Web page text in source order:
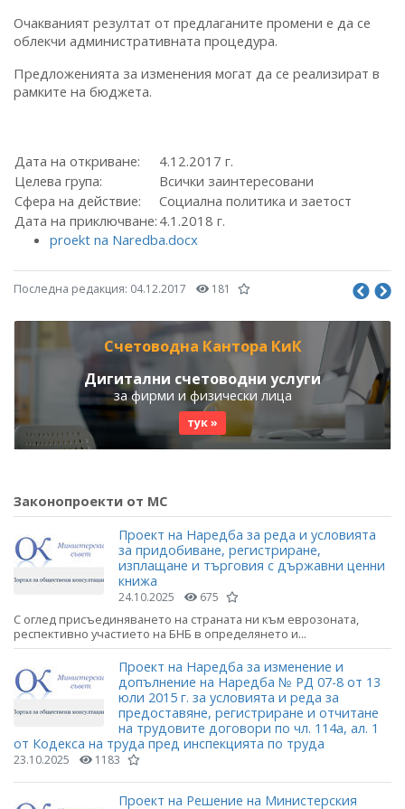
Очакваният резултат от предлаганите промени е да се
облекчи административната процедура.
Предложенията за изменения могат да се реализират в
рамките на бюджета.
Дата на откриване:
4.12.2017 г.
Целева група:
Всички заинтересовани
Сфера на действие:
Социална политика и заетост
Дата на приключване: 4.1.2018 г.
proekt na Naredba.docx
Последна редакция: 04.12.2017 181
Счетоводна Кантора КиК
Дигитални счетоводни услуги
за фирми и физически лица
тук »
Законопроекти от МС
Проект на Наредба за реда и условията
за придобиване, регистриране,
изплащане и търговия с държавни ценни
книжа
24.10.2025 675
С оглед присъединяването на страната ни към еврозоната,
респективно участието на БНБ в определянето и...
Проект на Наредба за изменение и
допълнение на Наредба № РД 07-8 от 13
юли 2015 г. за условията и реда за
предоставяне, регистриране и отчитане
на трудовите договори по чл. 114а, ал. 1
от Кодекса на труда пред инспекцията по труда
23.10.2025 1183
Проект на Решение на Министерския